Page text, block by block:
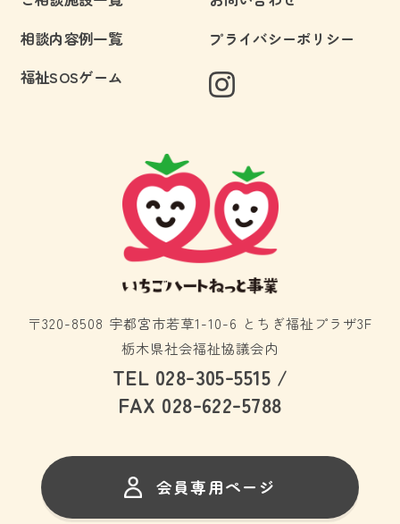
相談内容例一覧
福祉SOSゲーム
プライバシーポリシー
〒320-8508 宇都宮市若草1-10-6 とちぎ福祉プラザ3F
栃木県社会福祉協議会内
TEL 028-305-5515 /
FAX 028-622-5788
会員専用ページ